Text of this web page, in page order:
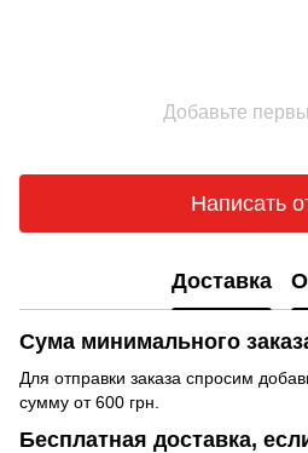
Добавьте
Написать
Доставка
Сума минимального
Для отправки заказа спросим
сумму от 600 грн.
Бесплатная доставка,